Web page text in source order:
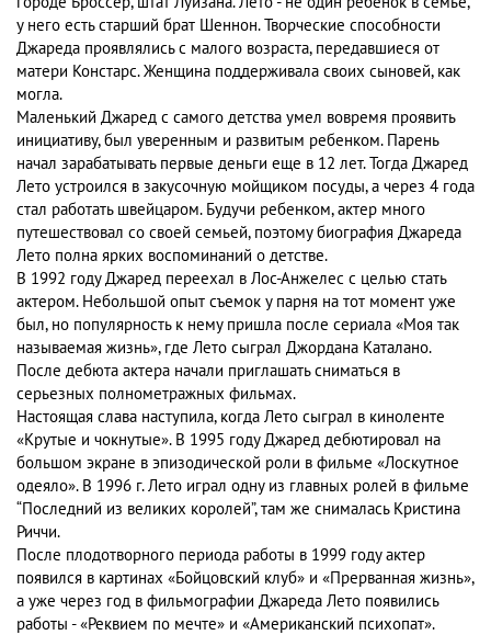
у него есть старший брат Шеннон. Творческие способности
Джареда проявлялись с малого возраста, передавшиеся от
матери Констарс. Женщина поддерживала своих сыновей, как
могла.
Маленький Джаред с самого детства умел вовремя проявить
инициативу, был уверенным и развитым ребенком. Парень
начал зарабатывать первые деньги еще в 12 лет. Тогда Джаред
Лето устроился в закусочную мойщиком посуды, а через 4 года
стал работать швейцаром. Будучи ребенком, актер много
путешествовал со своей семьей, поэтому биография Джареда
Лето полна ярких воспоминаний о детстве.
В 1992 году Джаред переехал в Лос-Анжелес с целью стать
актером. Небольшой опыт съемок у парня на тот момент уже
был, но популярность к нему пришла после сериала «Моя так
называемая жизнь», где Лето сыграл Джордана Каталано.
После дебюта актера начали приглашать сниматься в
серьезных полнометражных фильмах.
Настоящая слава наступила, когда Лето сыграл в киноленте
«Крутые и чокнутые». В 1995 году Джаред дебютировал на
большом экране в эпизодической роли в фильме «Лоскутное
одеяло». В 1996 г. Лето играл одну из главных ролей в фильме
“Последний из великих королей”, там же снималась Кристина
Риччи.
После плодотворного периода работы в 1999 году актер
появился в картинах «Бойцовский клуб» и «Прерванная жизнь»,
а уже через год в фильмографии Джареда Лето появились
работы - «Реквием по мечте» и «Американский психопат».